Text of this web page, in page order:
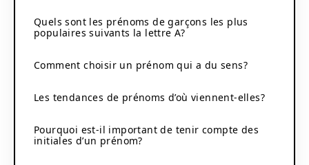
Quels sont les prénoms de garçons les plus
populaires suivants la lettre A?
Comment choisir un prénom qui a du sens?
Les tendances de prénoms d’où viennent-elles?
Pourquoi est-il important de tenir compte des
initiales d’un prénom?